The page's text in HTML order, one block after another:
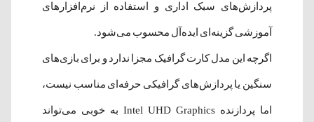
پردازش‌های سبک اداری و استفاده از نرم‌افزارهای
آموزشی گزینه‌ای ایده‌آل محسوب می‌شود.
اگرچه این مدل کارت گرافیک مجزا ندارد و برای بازی‌های
سنگین یا پردازش‌های گرافیکی حرفه‌ای مناسب نیست،
اما پردازنده Intel UHD Graphics به خوبی می‌تواند